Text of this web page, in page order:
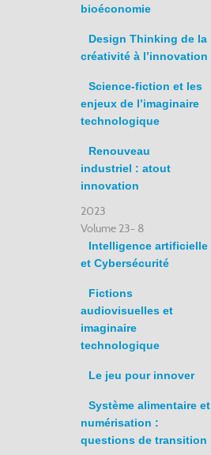
bioéconomie
Design Thinking de la
créativité à l’innovation
Science-fiction et les
enjeux de l’imaginaire
technologique
Renouveau
industriel : atout
innovation
2023
Volume 23- 8
Intelligence artificielle
et Cybersécurité
Fictions
audiovisuelles et
imaginaire
technologique
Le jeu pour innover
Système alimentaire et
numérisation :
questions de transition